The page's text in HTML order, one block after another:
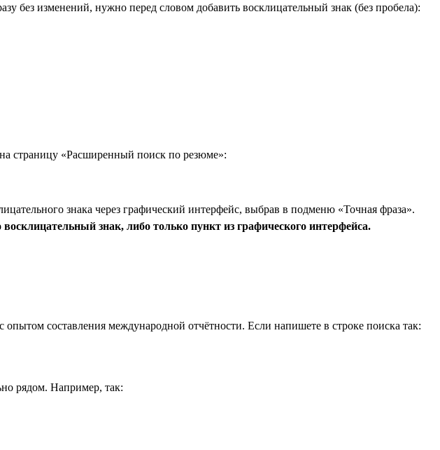
без изменений, нужно перед словом добавить восклицательный знак (без пробела):
страницу «Расширенный поиск по резюме»:
знака через графический интерфейс, выбрав в подменю «Точная фраза».
знак, либо только пункт из графического интерфейса.
составления международной отчётности. Если напишете в строке поиска так:
рядом. Например, так: